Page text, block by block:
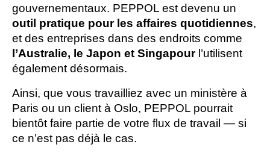
outil pratique pour les affaires quotidiennes,
l’Australie, le Japon et Singapour l’utilisent
également désormais.
Ainsi, que vous travailliez avec un ministère à
Paris ou un client à Oslo, PEPPOL pourrait
bientôt faire partie de votre flux de travail — si
ce n’est pas déjà le cas.